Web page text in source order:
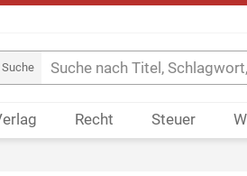
Suche
Recht Steuer